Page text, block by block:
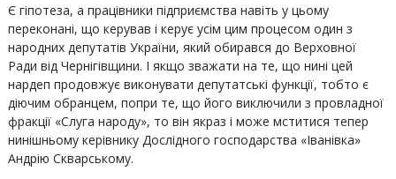
Є гіпотеза, а працівники підприємства навіть у цьому
переконані, що керував і керує усім цим процесом один з
народних депутатів України, який обирався до Верховної
Ради від Чернігівщини. І якщо зважати на те, що нині цей
нардеп продовжує виконувати депутатські функції, тобто є
діючим обранцем, попри те, що його виключили з провладної
фракції «Слуга народу», то він якраз і може мститися тепер
нинішньому керівнику Дослідного господарства «Іванівка»
Андрію Скварському.